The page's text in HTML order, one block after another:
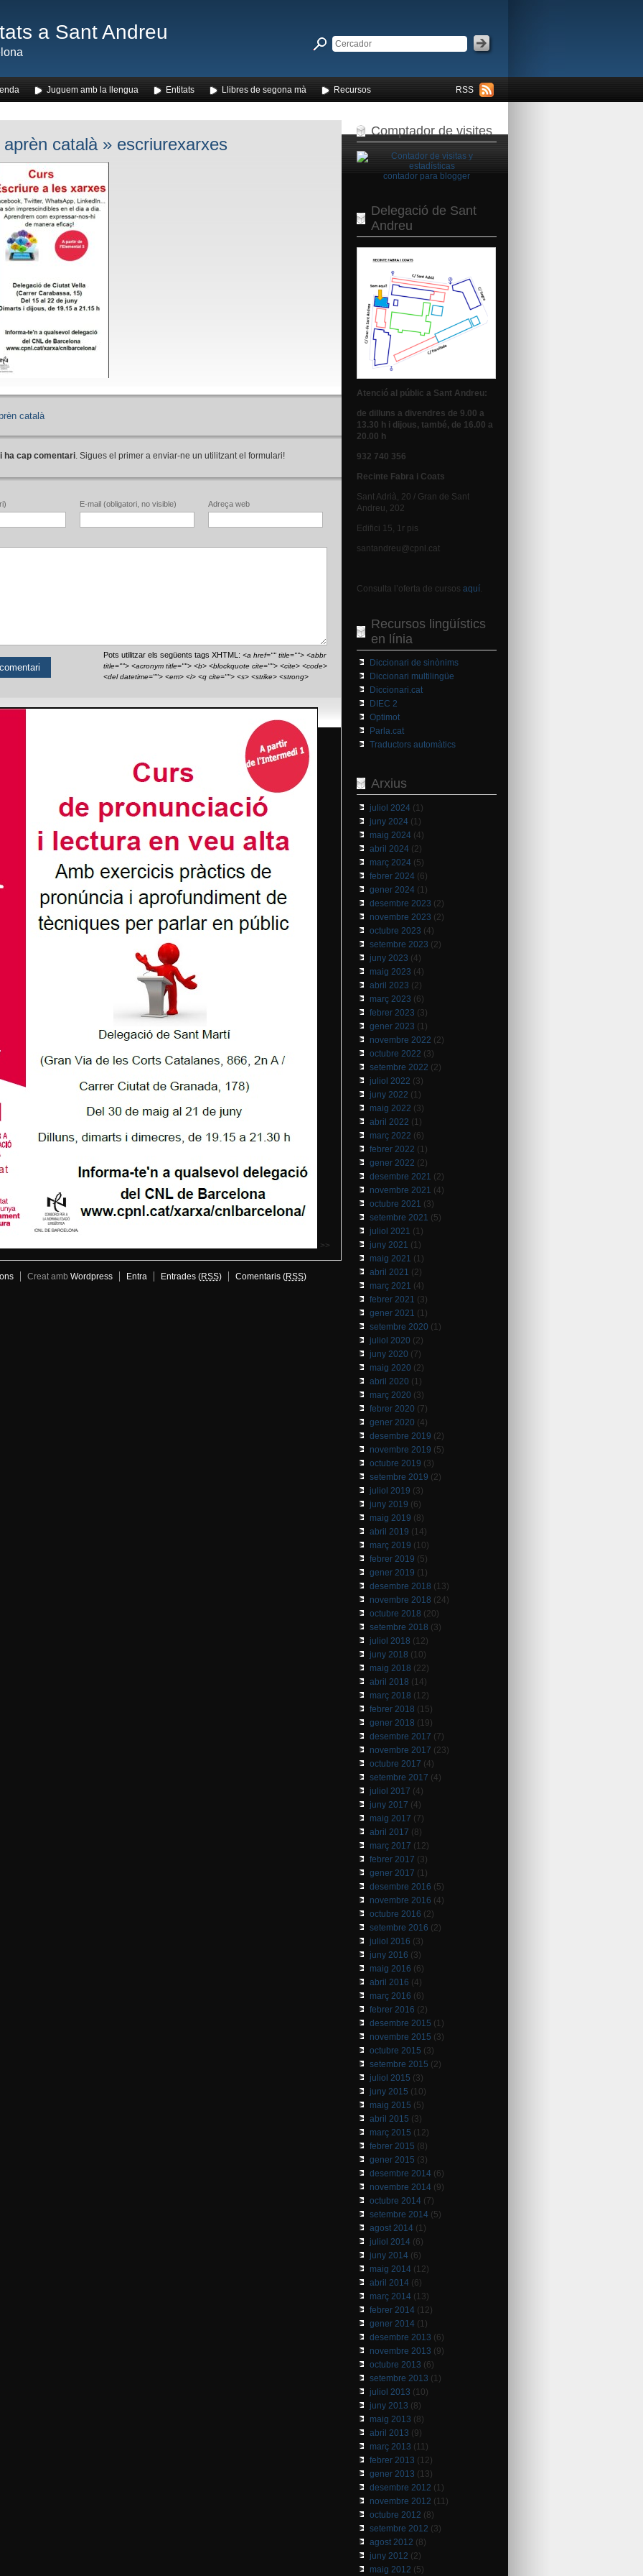
a Sant Andreu
RSS
Juguem amb la llengua Entitats Llibres de segona mà Recursos
català» escriurexarxes
català
ha cap comentari. Sigues el primer a enviar-ne un utilitzant el formulari!
E-mail (obligatori, no visible) Adreça web
Pots utilitzar els següents tags XHTML:<a href="" title=""> <abbr
title=""> <acronym title=""> <b> <blockquote cite=""> <cite> <code>
<del datetime=""> <em> <i> <q cite=""> <s> <strike> <strong>
>>
Comptador de visites
contador para blogger
Delegació de Sant
Andreu
Atenció al públic a Sant Andreu:
de dilluns a divendres de 9.00 a
13.30 h i dijous, també, de 16.00 a
20.00 h
932 740 356
Recinte Fabra i Coats
Sant Adrià, 20 / Gran de Sant
Andreu, 202
Edifici 15, 1r pis
santandreu@cpnl.cat
Consulta l’oferta de cursos aquí.
Recursos lingüístics
en línia
Diccionari de sinònims
Diccionari multilingüe
Diccionari.cat
DIEC 2
Optimot
Parla.cat
Traductors automàtics
Arxius
juliol 2024(1)
juny 2024(1)
maig 2024(4)
abril 2024(2)
març 2024(5)
febrer 2024(6)
gener 2024(1)
desembre 2023 (2)
novembre 2023 (2)
octubre 2023 (4)
setembre 2023 (2)
juny 2023 (4)
maig 2023 (4)
abril 2023 (2)
març 2023 (6)
febrer 2023 (3)
gener 2023 (1)
novembre 2022 (2)
octubre 2022 (3)
setembre 2022 (2)
juliol 2022 (3)
juny 2022 (1)
maig 2022 (3)
abril 2022 (1)
març 2022 (6)
febrer 2022 (1)
gener 2022 (2)
desembre 2021 (2)
novembre 2021 (4)
octubre 2021 (3)
setembre 2021 (5)
juliol 2021 (1)
juny 2021 (1)
maig 2021 (1)
abril 2021 (2)
març 2021 (4)
febrer 2021 (3)
gener 2021 (1)
setembre 2020 (1)
juliol 2020 (2)
juny 2020 (7)
maig 2020 (2)
abril 2020 (1)
març 2020 (3)
febrer 2020 (7)
gener 2020 (4)
desembre 2019 (2)
novembre 2019 (5)
octubre 2019 (3)
setembre 2019 (2)
juliol 2019 (3)
juny 2019 (6)
maig 2019 (8)
abril 2019 (14)
març 2019 (10)
febrer 2019 (5)
gener 2019 (1)
desembre 2018 (13)
novembre 2018 (24)
octubre 2018 (20)
setembre 2018 (3)
juliol 2018 (12)
juny 2018 (10)
maig 2018 (22)
abril 2018 (14)
març 2018 (12)
febrer 2018 (15)
gener 2018 (19)
desembre 2017 (7)
novembre 2017 (23)
octubre 2017 (4)
setembre 2017 (4)
juliol 2017 (4)
juny 2017 (4)
maig 2017 (7)
abril 2017 (8)
març 2017 (12)
febrer 2017 (3)
gener 2017 (1)
desembre 2016 (5)
novembre 2016 (4)
octubre 2016 (2)
setembre 2016 (2)
juliol 2016 (3)
juny 2016 (3)
maig 2016 (6)
abril 2016 (4)
març 2016 (6)
febrer 2016 (2)
desembre 2015 (1)
novembre 2015 (3)
octubre 2015 (3)
setembre 2015 (2)
juliol 2015 (3)
juny 2015 (10)
maig 2015 (5)
abril 2015 (3)
març 2015 (12)
febrer 2015 (8)
gener 2015 (3)
desembre 2014(6)
novembre 2014(9)
octubre 2014(7)
setembre 2014(5)
agost 2014(1)
juliol 2014(6)
juny 2014(6)
maig 2014(12)
abril 2014(6)
març 2014(13)
febrer 2014(12)
gener 2014(1)
desembre 2013 (6)
novembre 2013 (9)
octubre 2013 (6)
setembre 2013 (1)
juliol 2013 (10)
juny 2013 (8)
maig 2013 (8)
abril 2013 (9)
març 2013 (11)
febrer 2013 (12)
gener 2013 (13)
desembre 2012 (1)
novembre 2012 (11)
octubre 2012 (8)
setembre 2012 (3)
agost 2012 (8)
juny 2012 (2)
maig 2012 (5)
Creat amb Wordpress Entra Entrades (RSS) Comentaris (RSS)